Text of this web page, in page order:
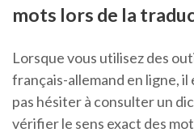
mots lors de la
Lorsque vous utilisez des
français-allemand en ligne, il
pas hésiter à consulter un
vérifier le sens exact des